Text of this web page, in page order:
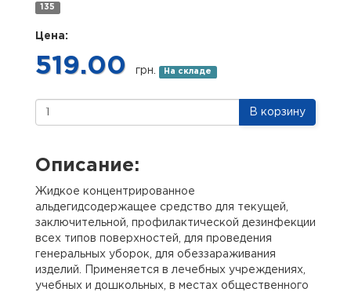
135
Цена:
519.00 грн. На складе
В корзину
Описание:
Жидкое концентрированное
альдегидсодержащее средство для текущей,
заключительной, профилактической дезинфекции
всех типов поверхностей, для проведения
генеральных уборок, для обеззараживания
изделий. Применяется в лечебных учреждениях,
учебных и дошкольных, в местах общественного